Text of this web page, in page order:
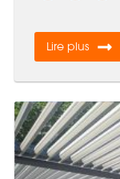
Lire plus